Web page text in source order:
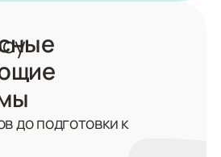
до подготовки к